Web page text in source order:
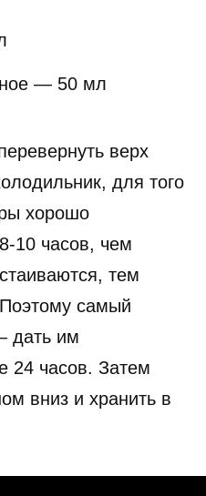
— 50 мл
верх
для того
хорошо
10 часов, чем
тем
самый
дать им
24 часов. Затем
вниз и хранить в